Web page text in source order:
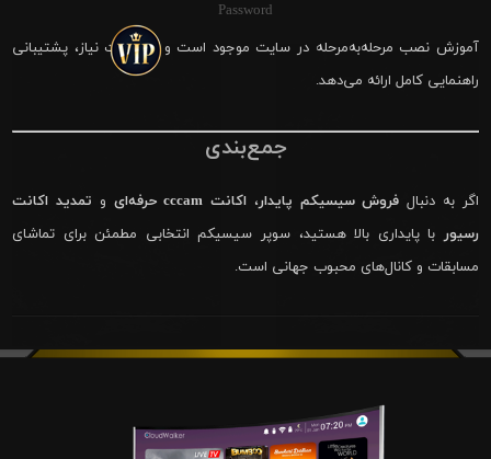
Password
آموزش نصب مرحله‌به‌مرحله در سایت موجود است و در صورت نیاز، پشتیبانی
راهنمایی کامل ارائه می‌دهد.
جمع‌بندی
اگر به دنبال فروش سیسیکم پایدار، اکانت cccam حرفه‌ای و تمدید اکانت
رسیور با پایداری بالا هستید، سوپر سیسیکم انتخابی مطمئن برای تماشای
مسابقات و کانال‌های محبوب جهانی است.